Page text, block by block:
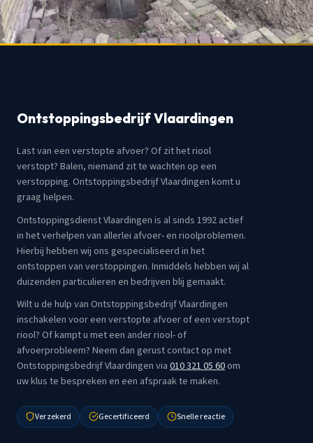
Ontstoppingsbedrijf Vlaardingen
Last van een verstopte afvoer? Of zit het riool
verstopt? Balen, niemand zit te wachten op een
verstopping. Ontstoppingsbedrijf Vlaardingen komt u
graag helpen.
Ontstoppingsdienst Vlaardingen is al sinds 1992 actief
in het verhelpen van allerlei afvoer- en rioolproblemen.
Hierbij hebben wij ons gespecialiseerd in het
ontstoppen van verstoppingen. Inmiddels hebben wij al
duizenden particulieren en bedrijven blij gemaakt.
Wilt u de hulp van Ontstoppingsbedrijf Vlaardingen
inschakelen voor een verstopte afvoer of een verstopt
riool? Of kampt u met een ander riool- of
afvoerprobleem? Neem dan gerust contact op met
Ontstoppingsbedrijf Vlaardingen via010 321 05 60om
uw klus te bespreken en een afspraak te maken.
Verzekerd Gecertificeerd Snelle reactie